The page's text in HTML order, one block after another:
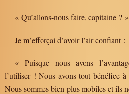
« Qu’allons-nous faire, capitaine ? »
Je m’efforçai d’avoir l’air confiant :
« Puisque nous avons
l’utiliser ! Nous avons tout bénéfice à
Nous sommes bien plus mobiles et ils